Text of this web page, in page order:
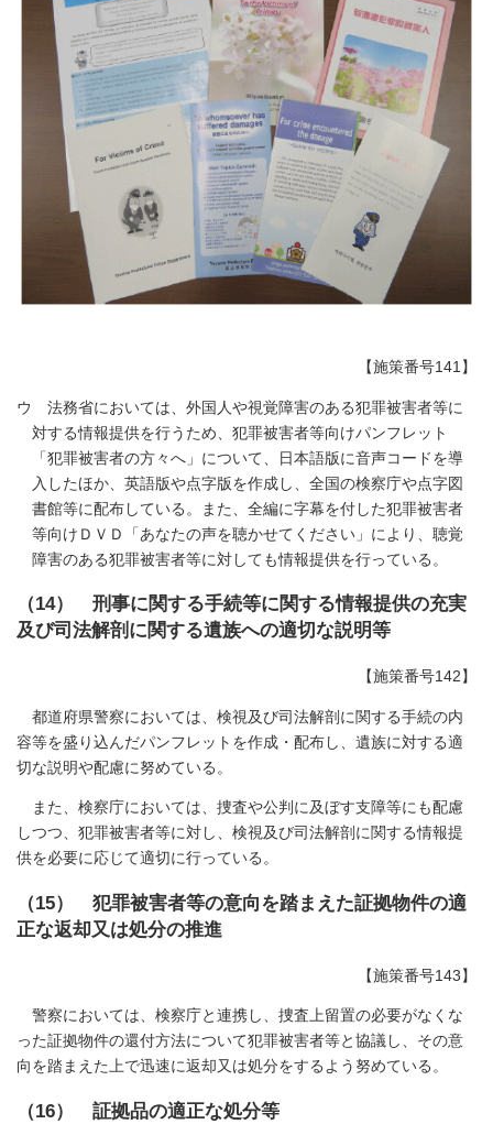
【施策番号141】
ウ 法務省においては、外国人や視覚障害のある犯罪被害者等に
対する情報提供を行うため、犯罪被害者等向けパンフレット
「犯罪被害者の方々へ」について、日本語版に音声コードを導
入したほか、英語版や点字版を作成し、全国の検察庁や点字図
書館等に配布している。また、全編に字幕を付した犯罪被害者
等向けＤＶＤ「あなたの声を聴かせてください」により、聴覚
障害のある犯罪被害者等に対しても情報提供を行っている。
（14） 刑事に関する手続等に関する情報提供の充実
及び司法解剖に関する遺族への適切な説明等
【施策番号142】
都道府県警察においては、検視及び司法解剖に関する手続の内
容等を盛り込んだパンフレットを作成・配布し、遺族に対する適
切な説明や配慮に努めている。
また、検察庁においては、捜査や公判に及ぼす支障等にも配慮
しつつ、犯罪被害者等に対し、検視及び司法解剖に関する情報提
供を必要に応じて適切に行っている。
（15） 犯罪被害者等の意向を踏まえた証拠物件の適
正な返却又は処分の推進
【施策番号143】
警察においては、検察庁と連携し、捜査上留置の必要がなくな
った証拠物件の還付方法について犯罪被害者等と協議し、その意
向を踏まえた上で迅速に返却又は処分をするよう努めている。
（16） 証拠品の適正な処分等